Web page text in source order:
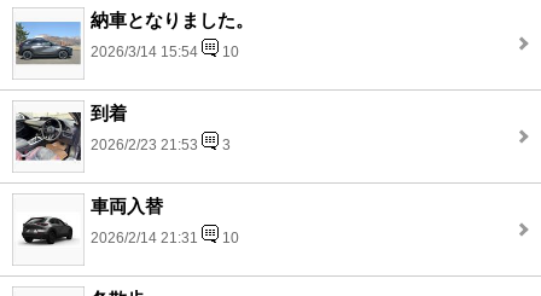
納車となりました。
2026/3/14 15:54 10
到着
2026/2/23 21:53 3
車両入替
2026/2/14 21:31 10